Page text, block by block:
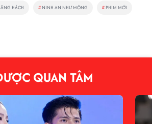
HÁCH # NINH AN NHƯ MỘNG # PHIM MỚI
QUAN TÂM